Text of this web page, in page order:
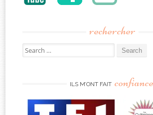
rechercher
Search
for:
ILS M’ONT FAIT confiance